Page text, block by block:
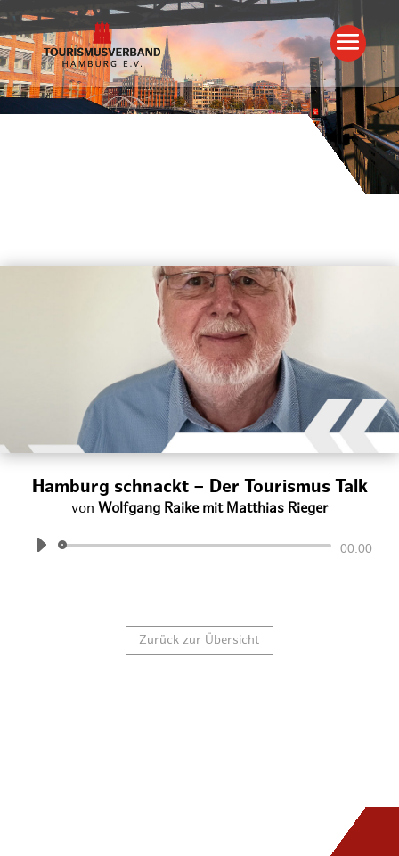
Hamburg schnackt – Der Tourismus Talk
von Wolfgang Raike mit Matthias Rieger
Audio-
00:00
Zurück zur Übersicht